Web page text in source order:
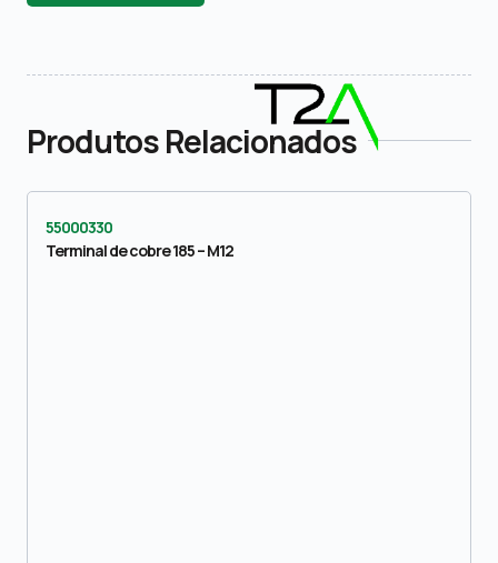
Produtos Relacionados
55000330
Terminal de cobre 185 – M12